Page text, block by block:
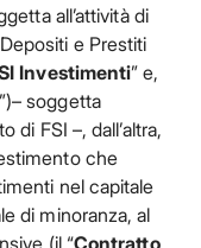
all’attività di
e Prestiti
Investimenti” e,
soggetta
di FSI –, dall’altra,
che
nel capitale
di minoranza, al
(il “Contratto